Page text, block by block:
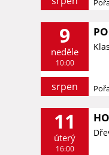
9
neděle
10:00
srpen
11
úterý
16:00